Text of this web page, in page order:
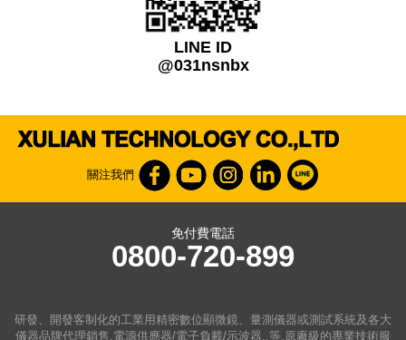
LINE ID
@031nsnbx
關注我們
免付費電話
0800-720-899
研發、開發客制化的工業用精密數位顯微鏡、量測儀器或測試系統及各大
儀器品牌代理銷售,電源供應器/電子負載/示波器..等,原廠級的專業技術服